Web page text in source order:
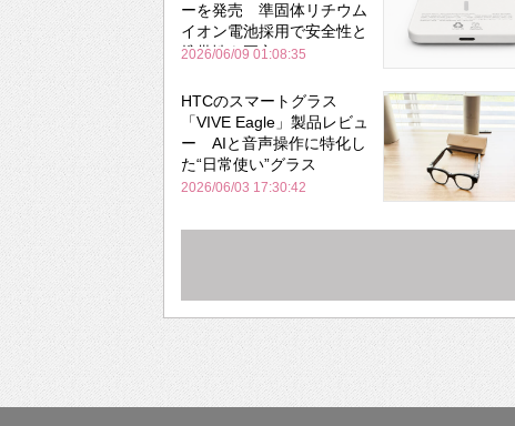
ーを発売 準固体リチウム
イオン電池採用で安全性と
携帯性を両立
2026/06/09 01:08:35
HTCのスマートグラス
「VIVE Eagle」製品レビュ
ー AIと音声操作に特化し
た“日常使い”グラス
2026/06/03 17:30:42